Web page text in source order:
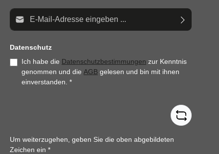
E-Mail-Adresse*
Datenschutz
Ich habe die Datenschutzbestimmungen zur Kenntnis
genommen und die AGB gelesen und bin mit ihnen
einverstanden. *
Um weiterzugehen, geben Sie die oben abgebildeten
Zeichen ein *